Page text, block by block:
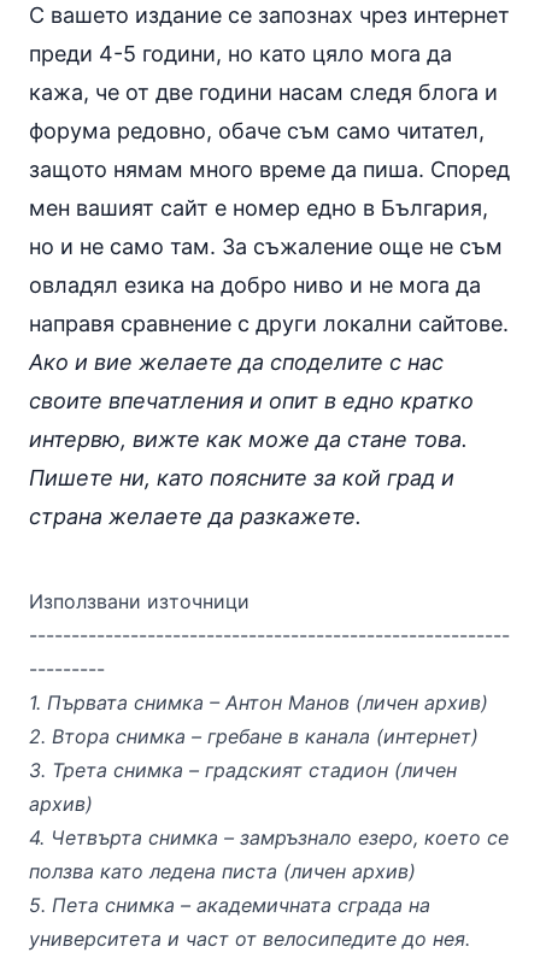
С вашето издание се запознах чрез интернет
преди 4-5 години, но като цяло мога да
кажа, че от две години насам следя блога и
форума редовно, обаче съм само читател,
защото нямам много време да пиша. Според
мен вашият сайт е номер едно в България,
но и не само там. За съжаление още не съм
овладял езика на добро ниво и не мога да
направя сравнение с други локални сайтове.
Ако и вие желаете да споделите с нас
своите впечатления и опит в едно кратко
интервю, вижте как може да стане това.
Пишете ни, като поясните за кой град и
страна желаете да разкажете.
Използвани източници
---------------------------------------------------------
---------
1. Първата снимка – Антон Манов (личен архив)
2. Втора снимка – гребане в канала (интернет)
3. Трета снимка – градският стадион (личен
архив)
4. Четвърта снимка – замръзнало езеро, което се
ползва като ледена писта (личен архив)
5. Пета снимка – академичната сграда на
университета и част от велосипедите до нея.